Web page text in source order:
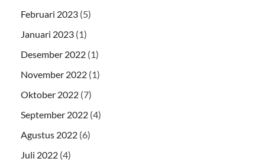
Februari 2023 (5)
Januari 2023 (1)
Desember 2022 (1)
November 2022 (1)
Oktober 2022 (7)
September 2022 (4)
Agustus 2022 (6)
Juli 2022 (4)